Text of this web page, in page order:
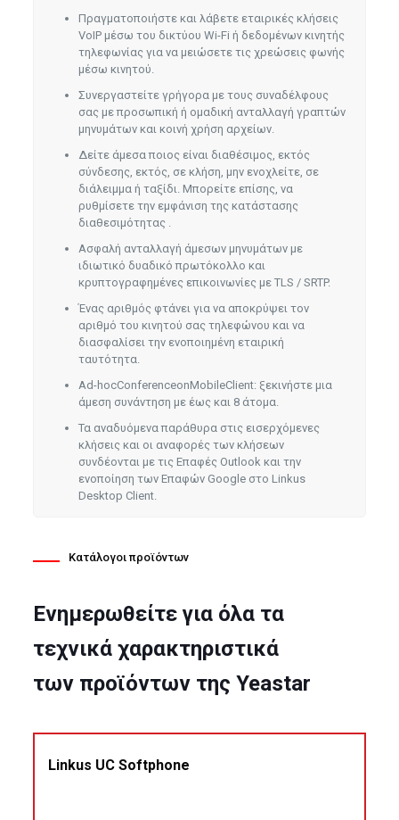
Πραγματοποιήστε και λάβετε εταιρικές κλήσεις
VoIP μέσω του δικτύου Wi-Fi ή δεδομένων κινητής
τηλεφωνίας για να μειώσετε τις χρεώσεις φωνής
μέσω κινητού.
Συνεργαστείτε γρήγορα με τους συναδέλφους
σας με προσωπική ή ομαδική ανταλλαγή γραπτών
μηνυμάτων και κοινή χρήση αρχείων.
Δείτε άμεσα ποιος είναι διαθέσιμος, εκτός
σύνδεσης, εκτός, σε κλήση, μην ενοχλείτε, σε
διάλειμμα ή ταξίδι. Μπορείτε επίσης, να
ρυθμίσετε την εμφάνιση της κατάστασης
διαθεσιμότητας .
Ασφαλή ανταλλαγή άμεσων μηνυμάτων με
ιδιωτικό δυαδικό πρωτόκολλο και
κρυπτογραφημένες επικοινωνίες με TLS / SRTP.
Ένας αριθμός φτάνει για να αποκρύψει τον
αριθμό του κινητού σας τηλεφώνου και να
διασφαλίσει την ενοποιημένη εταιρική
ταυτότητα.
Ad-hocConferenceonMobileClient: ξεκινήστε μια
άμεση συνάντηση με έως και 8 άτομα.
Τα αναδυόμενα παράθυρα στις εισερχόμενες
κλήσεις και οι αναφορές των κλήσεων
συνδέονται με τις Επαφές Outlook και την
ενοποίηση των Επαφών Google στο Linkus
Desktop Client.
Κατάλογοι προϊόντων
Ενημερωθείτε για όλα τα
τεχνικά χαρακτηριστικά
των προϊόντων της Yeastar
Linkus UC Softphone